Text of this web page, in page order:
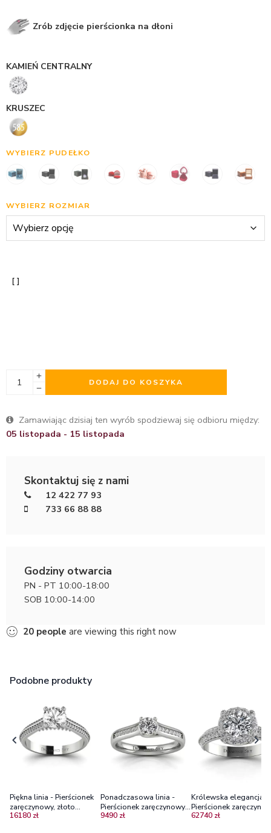
Zrób zdjęcie pierścionka na dłoni
KAMIEŃ CENTRALNY
KRUSZEC
WYBIERZ PUDEŁKO
WYBIERZ ROZMIAR
DODAJ DO KOSZYKA
Zamawiając dzisiaj ten wyrób spodziewaj się odbioru między:
05 listopada - 15 listopada
Skontaktuj się z nami
12 422 77 93
733 66 88 88
Godziny otwarcia
PN - PT 10:00-18:00
SOB 10:00-14:00
20 people are viewing this right now
Podobne produkty
Piękna linia - Pierścionek
zaręczynowy, złoto
palladowe, biały szafir,
16180 zł
Ponadczasowa linia -
Pierścionek zaręczynowy
Diamond Sky, złoto
9490 zł
Królewska elegancja -
Pierścionek
białego złota z
62740 zł